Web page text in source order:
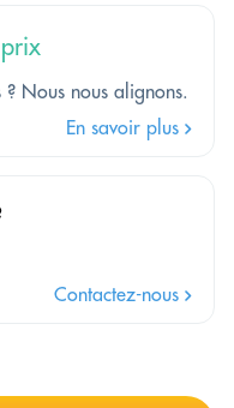
Nous nous alignons.
En savoir plus
Contactez-nous